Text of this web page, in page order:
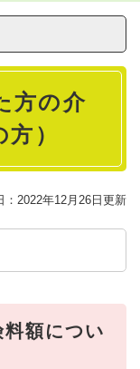
方の介
）
：2022年12月26日更新
額につい